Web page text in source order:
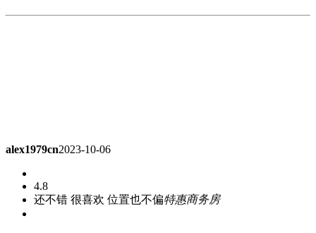
alex1979cn 2023-10-06
4.8
还不错 很喜欢 位置也不偏 特惠商务房